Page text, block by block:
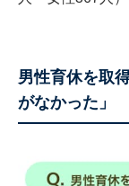
男性育休を取
がなかった」